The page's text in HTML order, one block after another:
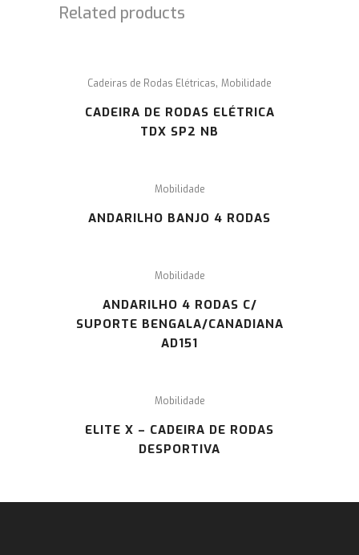
Related products
Cadeiras de Rodas Elétricas, Mobilidade
CADEIRA DE RODAS ELÉTRICA
TDX SP2 NB
Mobilidade
ANDARILHO BANJO 4 RODAS
Mobilidade
ANDARILHO 4 RODAS C/
SUPORTE BENGALA/CANADIANA
AD151
Mobilidade
ELITE X – CADEIRA DE RODAS
DESPORTIVA